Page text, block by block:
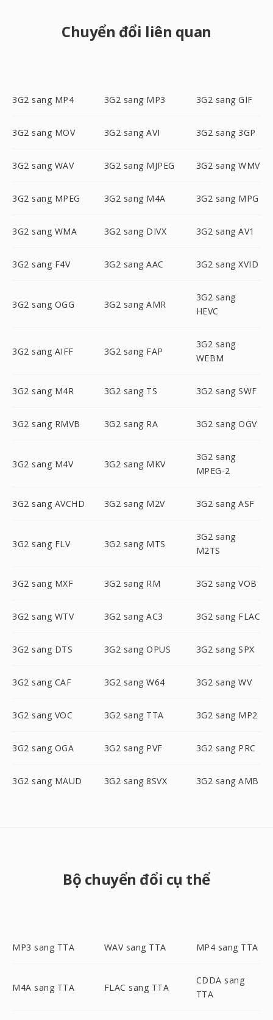
Chuyển đổi liên quan
3G2 sang MP4 3G2 sang MP3 3G2 sang GIF
3G2 sang MOV 3G2 sang AVI 3G2 sang 3GP
3G2 sang WAV 3G2 sang MJPEG 3G2 sang WMV
3G2 sang MPEG 3G2 sang M4A 3G2 sang MPG
3G2 sang WMA 3G2 sang DIVX 3G2 sang AV1
3G2 sang F4V 3G2 sang AAC 3G2 sang XVID
3G2 sang OGG 3G2 sang AMR
3G2 sang
HEVC
3G2 sang AIFF 3G2 sang FAP
3G2 sang
WEBM
3G2 sang M4R 3G2 sang TS 3G2 sang SWF
3G2 sang RMVB 3G2 sang RA 3G2 sang OGV
3G2 sang M4V 3G2 sang MKV
3G2 sang
MPEG-2
3G2 sang AVCHD 3G2 sang M2V 3G2 sang ASF
3G2 sang FLV 3G2 sang MTS
3G2 sang
M2TS
3G2 sang MXF 3G2 sang RM 3G2 sang VOB
3G2 sang WTV 3G2 sang AC3 3G2 sang FLAC
3G2 sang DTS 3G2 sang OPUS 3G2 sang SPX
3G2 sang CAF 3G2 sang W64 3G2 sang WV
3G2 sang VOC 3G2 sang TTA 3G2 sang MP2
3G2 sang OGA 3G2 sang PVF 3G2 sang PRC
3G2 sang MAUD 3G2 sang 8SVX 3G2 sang AMB
Bộ chuyển đổi cụ thể
MP3 sang TTA WAV sang TTA MP4 sang TTA
M4A sang TTA FLAC sang TTA
CDDA sang
TTA